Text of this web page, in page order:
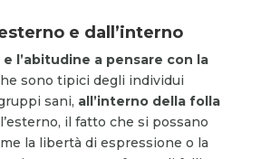
e dall’interno
l’abitudine a pensare con la
sono tipici degli individui
sani, all’interno della folla
il fatto che si possano
la libertà di espressione o la